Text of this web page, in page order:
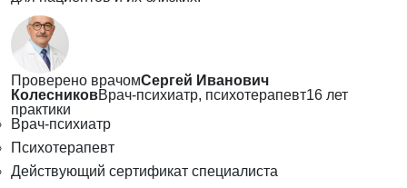
Проверено врачомСергей Иванович
КолесниковВрач-психиатр, психотерапевт16 лет
практики
Врач-психиатр
Психотерапевт
Действующий сертификат специалиста